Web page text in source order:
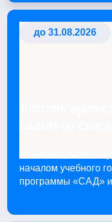
до 31.08.2026
садом со
Комплексное
началом учебного
программы «САД»